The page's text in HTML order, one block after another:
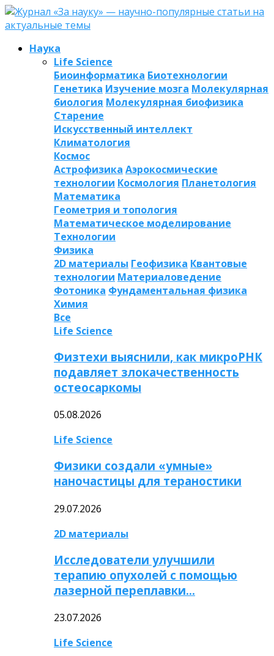
Наука
Life Science
Биоинформатика Биотехнологии
Генетика Изучение мозга Молекулярная
биология Молекулярная биофизика
Старение
Искусственный интеллект
Климатология
Космос
Астрофизика Аэрокосмические
технологии Космология Планетология
Математика
Геометрия и топология
Математическое моделирование
Технологии
Физика
2D материалы Геофизика Квантовые
технологии Материаловедение
Фотоника Фундаментальная физика
Химия
Все
Life Science
Физтехи выяснили, как микроРНК
подавляет злокачественность
остеосаркомы
05.08.2026
Life Science
Физики создали «умные»
наночастицы для тераностики
29.07.2026
2D материалы
Исследователи улучшили
терапию опухолей с помощью
лазерной переплавки…
23.07.2026
Life Science